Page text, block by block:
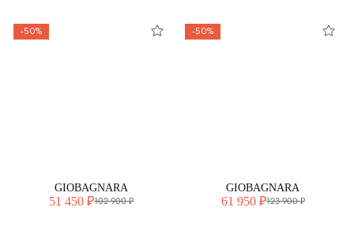
-50%
GIOBAGNARA
51 450 ₽102 900 ₽
-50%
GIOBAGNARA
61 950 ₽123 900 ₽